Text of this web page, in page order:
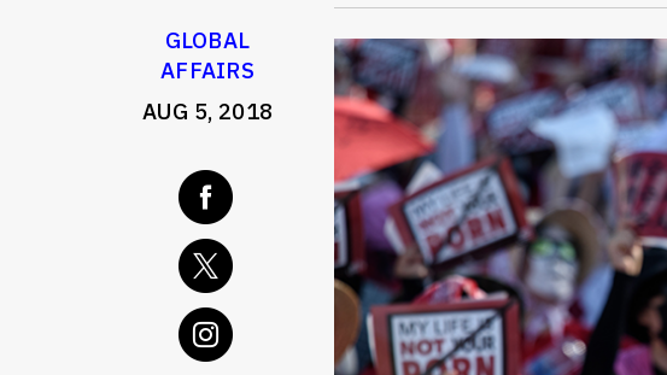
GLOBAL
AFFAIRS
AUG 5, 2018